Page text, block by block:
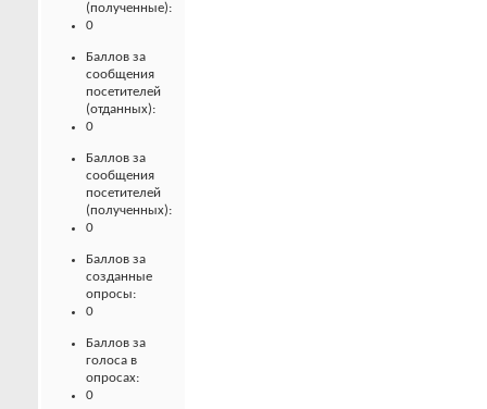
(полученные):
0
Баллов за
сообщения
посетителей
(отданных):
0
Баллов за
сообщения
посетителей
(полученных):
0
Баллов за
созданные
опросы:
0
Баллов за
голоса в
опросах:
0